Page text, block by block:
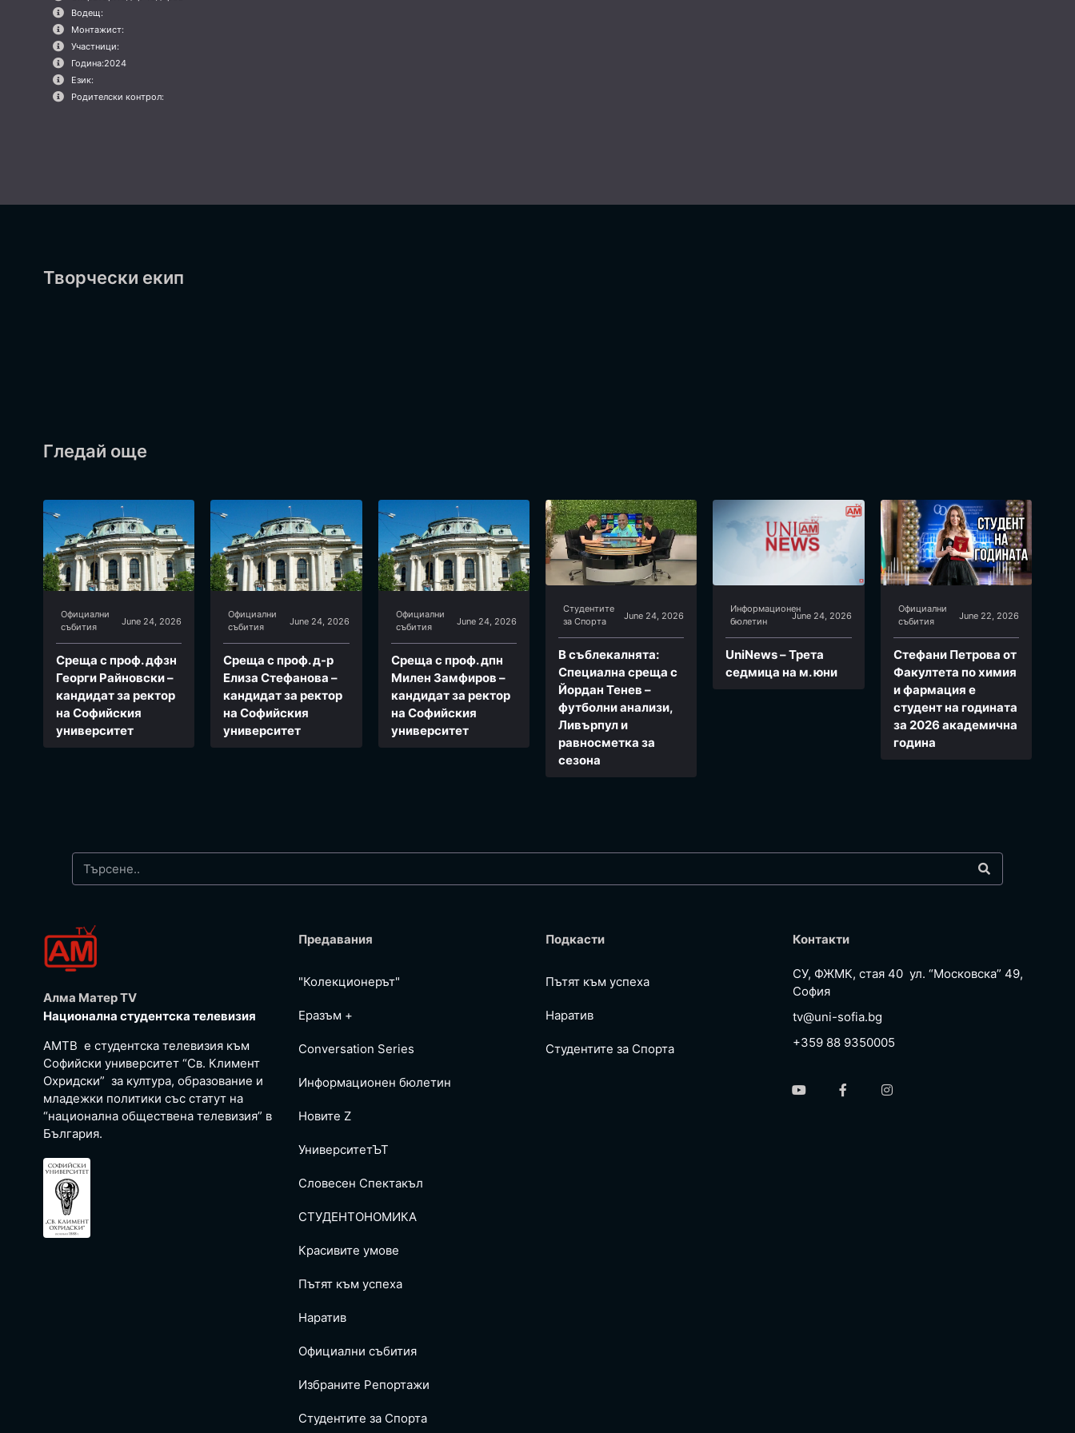
Водещ:
Монтажист:
Участници:
Година:2024
Език:
Родителски контрол:
Творчески екип
Гледай още
Официални
събития
June 24, 2026
Среща с проф. дфзн
Георги Райновски –
кандидат за ректор
на Софийския
университет
Официални
събития
June 24, 2026
Среща с проф. д-р
Елиза Стефанова –
кандидат за ректор
на Софийския
университет
Официални
събития
June 24, 2026
Среща с проф. дпн
Милен Замфиров –
кандидат за ректор
на Софийския
университет
Студентите
за Спортa
June 24, 2026
В съблекалнята:
Специална среща с
Йордан Тенев –
футболни анализи,
Ливърпул и
равносметка за
сезона
Информационен
бюлетин
June 24, 2026
UniNews – Трета
седмица на м. юни
Официални
събития
June 22, 2026
Стефани Петрова от
Факултета по химия
и фармация e
студент на годината
за 2026 академична
година
Алма Матер TV
Национална студентска телевизия
АМТВ е студентска телевизия към
Софийски университет “Св. Климент
Охридски” за култура, образование и
младежки политики със статут на
“национална обществена телевизия” в
България.
Предавания
"Колекционерът"
Еразъм +
Conversation Series
Информационен бюлетин
Новите Z
УниверситетЪТ
Словесен Спектакъл
СТУДЕНТОНОМИКА
Красивите умове
Пътят към успеха
Наратив
Официални събития
Избраните Репoртажи
Студентите за Спортa
Подкасти
Пътят към успеха
Наратив
Студентите за Спортa
Контакти
СУ, ФЖМК, стая 40 ул. “Московска” 49,
София
tv@uni-sofia.bg
+359 88 9350005